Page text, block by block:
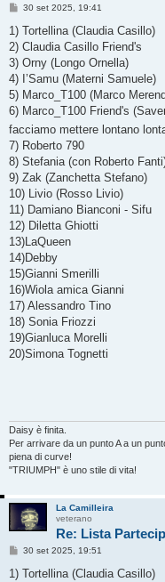
M
s
a
g
o
30 set 2025, 19:41
1) Tortellina (Claudia Casillo)
2) Claudia Casillo Friend's
3) Orny (Longo Ornella)
4) I’Samu (Materni Samuele)
5) Marco_T100 (Marco
6) Marco_T100 Friend's
facciamo mettere lontano
7) Roberto 790
8) Stefania (con Roberto
9) Zak (Zanchetta Stefano)
10) Livio (Rosso Livio)
11) Damiano Bianconi - Sifu
12) Diletta Ghiotti
13)LaQueen
14)Debby
15)Gianni Smerilli
16)Wiola amica Gianni
17) Alessandro Tino
18) Sonia Friozzi
19)Gianluca Morelli
20)Simona Tognetti
Daisy è finita.
Per arrivare da un punto A a un
piena di curve!
"TRIUMPH" è uno stile di vita!
La Camilleira
veterano
Re: Lista
M
s
30 set 2025, 19:51
1) Tortellina (Claudia Casillo)